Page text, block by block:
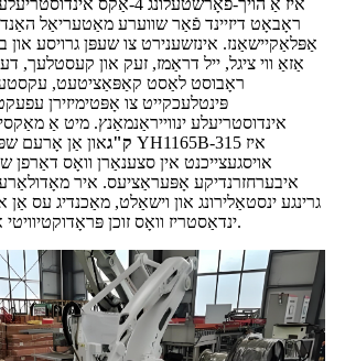
ראָבאָט דיזיינד פֿאַר שווערע מאַטעריאַל
אַפּלאַקיישאַנז. אינזשענירט צו שעפּן גרויסע און
אַזאַ ווי ציגל, ייל דראַמז, זעק און קעסטלעך,
ראָבוסט לאַסט קאַפּאַציטעט,
פּינטלעכקייט צו אָפּטימיזירן
אינדוסטריעלע ינווייראַנמאַנץ. מיט אַ
ק"גאון אַן אָרעם
אויסגעצייכנט אין סצענאַרן וואָס דאַרפן
איבערחזרנדיקע אָפּעראַציעס. איר
גרינגע ינסטאַלירונג און וישאַלט, מאַכנדיג עס אַן
ינדאַסטריז וואָס זוכן פּראָדוקטיוויטי און פאַרלאָזלעכקייט.